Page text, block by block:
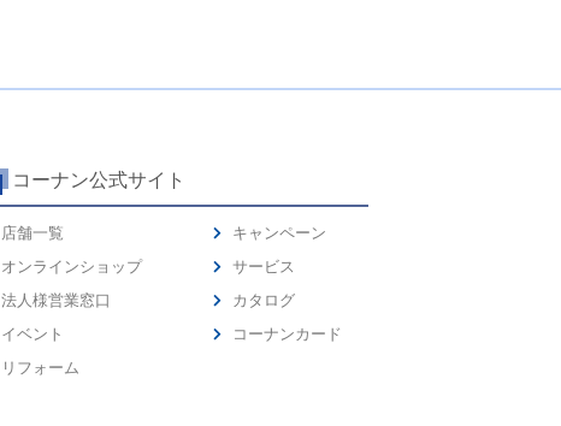
コーナン公式サイト
店舗一覧
オンラインショップ
法人様営業窓口
イベント
リフォーム
キャンペーン
サービス
カタログ
コーナンカード